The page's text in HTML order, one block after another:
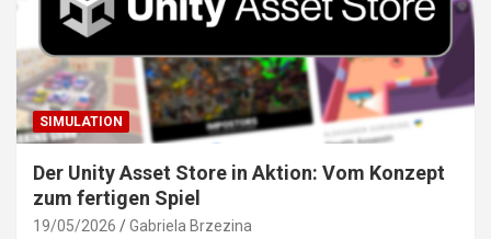
SIMULATION
Der Unity Asset Store in Aktion: Vom Konzept
zum fertigen Spiel
19/05/2026 Gabriela Brzezina